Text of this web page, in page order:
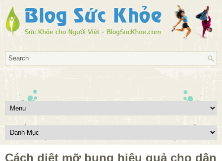
Cách diệt mỡ bụng hiệu quả cho dân